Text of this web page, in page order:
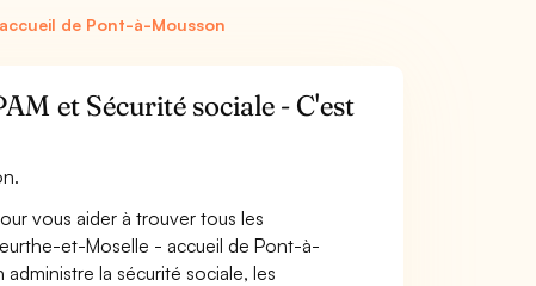
de Pont-à-Mousson
et Sécurité sociale - C'est
vous aider à trouver tous les
et-Moselle - accueil de Pont-à-
la sécurité sociale, les